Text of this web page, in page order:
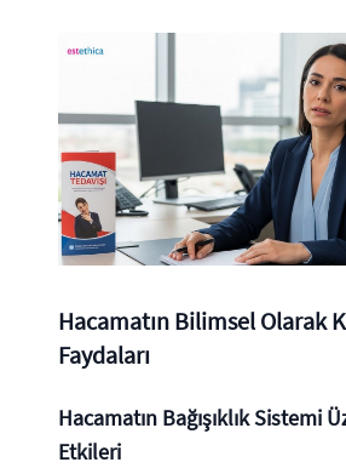
Hacamatın Bilimsel Olarak
Faydaları
Hacamatın Bağışıklık Sistemi
Etkileri